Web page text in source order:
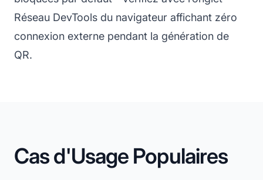
Réseau DevTools du navigateur affichant zéro
connexion externe pendant la génération de
QR.
Cas d'Usage Populaires